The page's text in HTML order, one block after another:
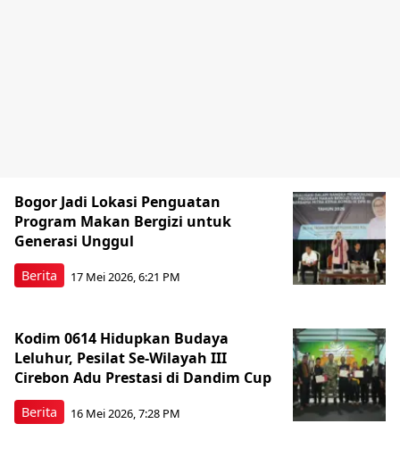
Berita
Bogor Jadi Lokasi Penguatan
Program Makan Bergizi untuk
Generasi Unggul
17 Mei 2026, 6:21 PM
Berita
Kodim 0614 Hidupkan Budaya
Leluhur, Pesilat Se-Wilayah III
Cirebon Adu Prestasi di Dandim Cup
16 Mei 2026, 7:28 PM